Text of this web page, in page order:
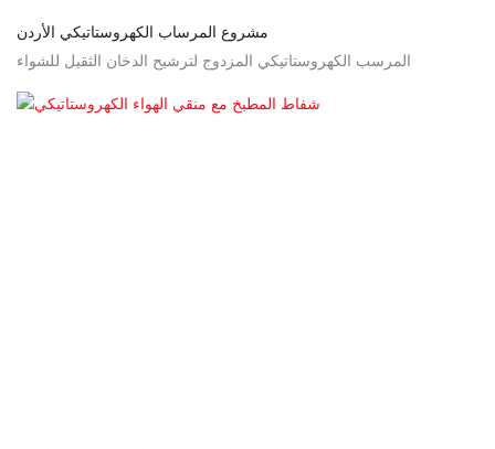
مشروع المرساب الكهروستاتيكي الأردن
المرسب الكهروستاتيكي المزدوج لترشيح الدخان الثقيل للشواء